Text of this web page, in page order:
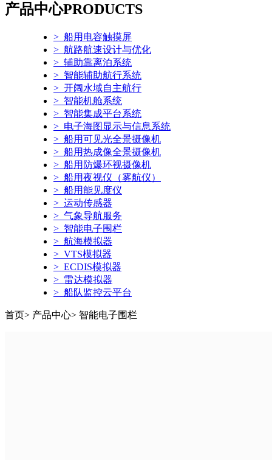
产品中心PRODUCTS
> 船用电容触摸屏
> 航路航速设计与优化
> 辅助靠离泊系统
> 智能辅助航行系统
> 开阔水域自主航行
> 智能机舱系统
> 智能集成平台系统
> 电子海图显示与信息系统
> 船用可见光全景摄像机
> 船用热成像全景摄像机
> 船用防爆环视摄像机
> 船用夜视仪（雾航仪）
> 船用能见度仪
> 运动传感器
> 气象导航服务
> 智能电子围栏
> 航海模拟器
> VTS模拟器
> ECDIS模拟器
> 雷达模拟器
> 船队监控云平台
首页> 产品中心> 智能电子围栏